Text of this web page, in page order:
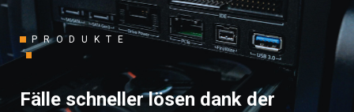
PRODUKTE
Fälle schneller lösen dank der